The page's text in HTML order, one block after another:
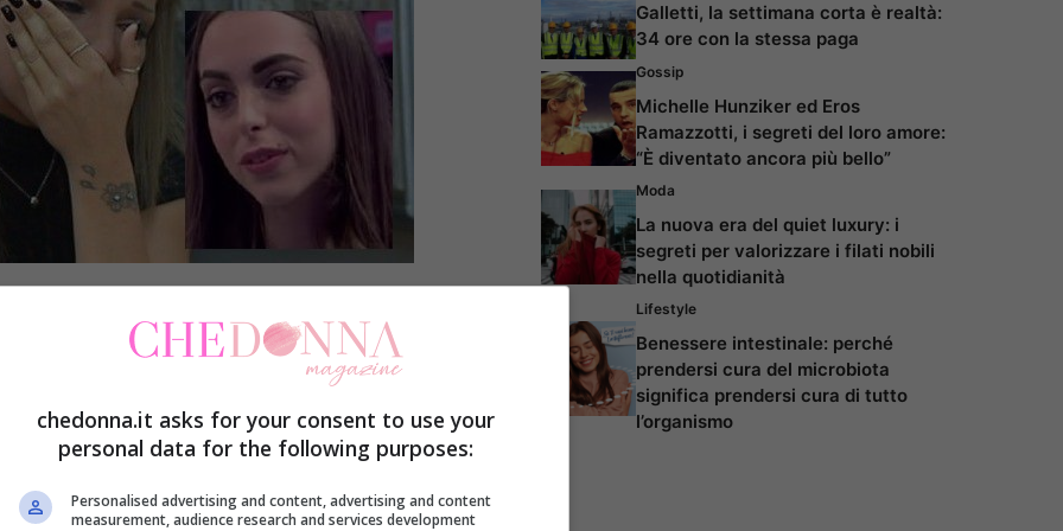
parlare di sè ed i motivi di tale notorietà non
Galletti, la settimana corta è realtà:
34 ore con la stessa paga
Gossip
Michelle Hunziker ed Eros
Ramazzotti, i segreti del loro amore:
“È diventato ancora più bello”
Moda
La nuova era del quiet luxury: i
segreti per valorizzare i filati nobili
nella quotidianità
Lifestyle
Benessere intestinale: perché
prendersi cura del microbiota
significa prendersi cura di tutto
l’organismo
chedonna.it asks for your consent to use your
personal data for the following purposes:
Personalised advertising and content, advertising and content
measurement, audience research and services development